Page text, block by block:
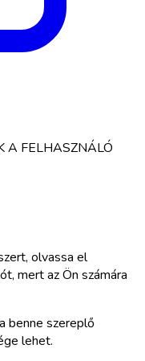
A FELHASZNÁLÓ
olvassa el
mert az Ön számára
benne szereplő
lehet.